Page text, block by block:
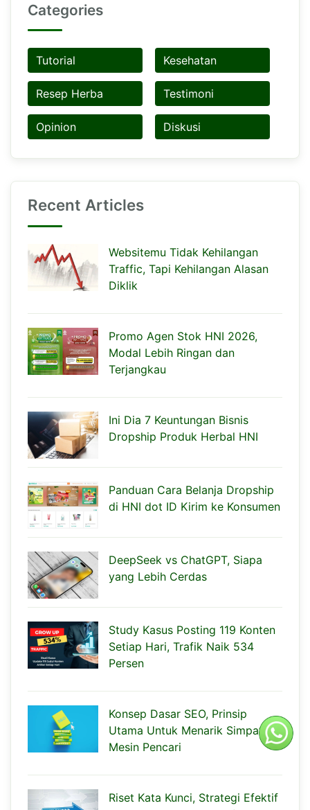
Categories
Tutorial Kesehatan
Resep Herba Testimoni
Opinion Diskusi
Recent Articles
Websitemu Tidak Kehilangan
Traffic, Tapi Kehilangan Alasan
Diklik
Promo Agen Stok HNI 2026,
Modal Lebih Ringan dan
Terjangkau
Ini Dia 7 Keuntungan Bisnis
Dropship Produk Herbal HNI
Panduan Cara Belanja Dropship
di HNI dot ID Kirim ke Konsumen
DeepSeek vs ChatGPT, Siapa
yang Lebih Cerdas
Study Kasus Posting 119 Konten
Setiap Hari, Trafik Naik 534
Persen
Konsep Dasar SEO, Prinsip
Utama Untuk Menarik Simpati
Mesin Pencari
Riset Kata Kunci, Strategi Efektif